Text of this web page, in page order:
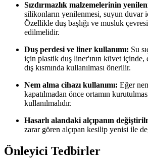
Sızdırmazlık malzemelerinin
silikonların yenilenmesi, suyun duvar
Özellikle duş başlığı ve musluk
edilmelidir.
Duş perdesi ve liner kullanımı: Su
için plastik duş liner'ının küvet içinde,
dış kısmında kullanılması önerilir.
Nem alma cihazı kullanımı: Eğer
kapatılmadan önce ortamın
kullanılmalıdır.
Hasarlı alandaki alçıpanın
zarar gören alçıpan kesilip yenisi ile
Önleyici Tedbirler